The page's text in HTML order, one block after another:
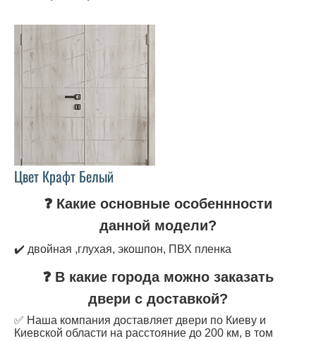
Цвет Крафт Белый
❓ Какие основные особеннности
данной модели?
✔️ двойная ,глухая, экошпон, ПВХ пленка
❓ В какие города можно заказать
двери с доставкой?
✅ Наша компания доставляет двери по Киеву и
Киевской области на расстояние до 200 км, в том